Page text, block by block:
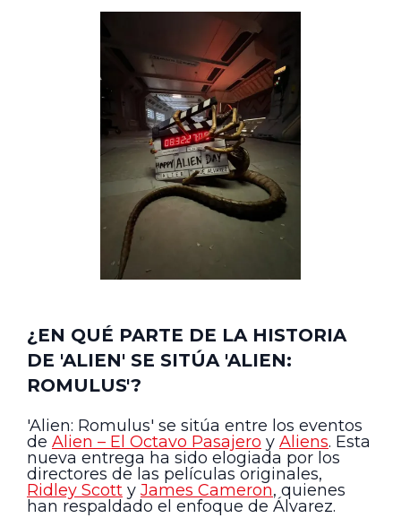
¿EN QUÉ PARTE DE LA HISTORIA
DE 'ALIEN' SE SITÚA 'ALIEN:
ROMULUS'?
'Alien: Romulus' se sitúa entre los eventos
de Alien – El Octavo Pasajero y Aliens. Esta
nueva entrega ha sido elogiada por los
directores de las películas originales,
Ridley Scott y James Cameron, quienes
han respaldado el enfoque de Álvarez.